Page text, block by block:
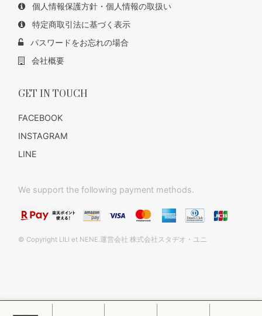
個人情報保護方針・個人情報の取扱い
特定商取引法に基づく表示
パスワードをお忘れの場合
会社概要
GET IN TOUCH
FACEBOOK
INSTAGRAM
LINE
We support the following payment methods.
© Copyright LILI et NENE.運営会社 株式会社スタヂオ・ユニ